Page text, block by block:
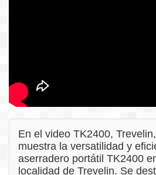
En el video TK2400,
muestra la versatilidad y
aserradero portátil TK2400
localidad de Trevelin. Se